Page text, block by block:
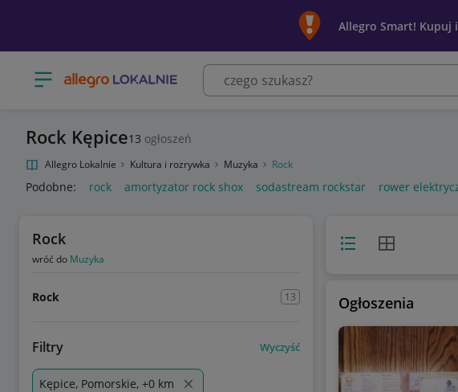
Allegro Smart! Kupuj
Otwórz menu z kategoriami
Rock Kępice13 ogłoszeń
Allegro Lokalnie Kultura i rozrywka Muzyka Rock
Podobne: rock amortyzator rock shox sodastream rockstar rower
Rock
wróć do Muzyka
Rock 13
Filtry Wyczyść
Kępice, Pomorskie, +0 km
Widok listyWidok siatki
Ogłoszenia